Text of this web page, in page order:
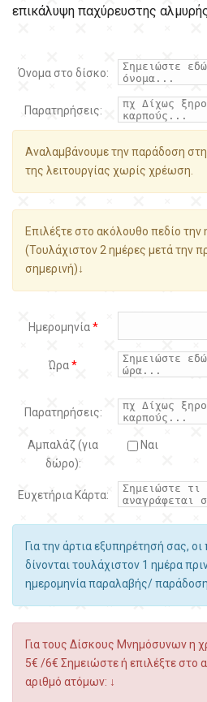
επικάλυψη παχύρευστης
Όνομα στο δίσκο:
Παρατηρήσεις:
Αναλαμβάνουμε την παράδοση
της λειτουργίας χωρίς χρέωση.
Επιλέξτε στο ακόλουθο πεδίο την
(Τουλάχιστον 2 ημέρες μετά την
σημερινή)↓
Ημερομηνία*
Ώρα*
Παρατηρήσεις:
Αμπαλάζ (για
δώρο):
Ναι
Ευχετήρια Κάρτα:
Για την άρτια εξυπηρέτησή σας,
δίνονται τουλάχιστον 1 ημέρα
ημερομηνία παραλαβής/
Για τους Δίσκους Μνημόσυνων η
5€ /6€ Σημειώστε ή επιλέξτε στο
αριθμό ατόμων: ↓